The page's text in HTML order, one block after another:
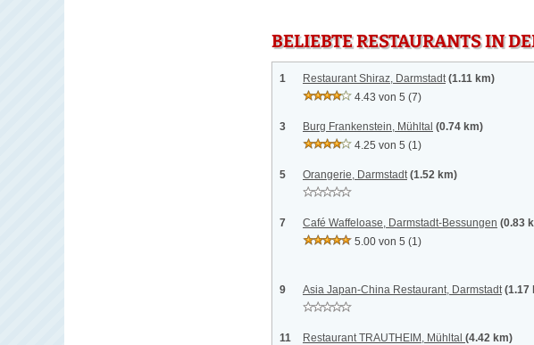
BELIEBTE RESTAURANTS IN
1 Restaurant Shiraz, Darmstadt (1.11 km)
4.43 von 5 (7)
3 Burg Frankenstein, Mühltal (0.74 km)
4.25 von 5 (1)
5 Orangerie, Darmstadt (1.52 km)
7 Café Waffeloase, Darmstadt-Bessungen (0.83
5.00 von 5 (1)
9 Asia Japan-China Restaurant, Darmstadt (1.17
11 Restaurant TRAUTHEIM, Mühltal (4.42 km)